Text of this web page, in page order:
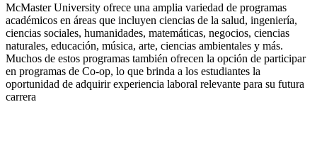
McMaster University ofrece una amplia variedad de programas
académicos en áreas que incluyen ciencias de la salud, ingeniería,
ciencias sociales, humanidades, matemáticas, negocios, ciencias
naturales, educación, música, arte, ciencias ambientales y más.
Muchos de estos programas también ofrecen la opción de participar
en programas de Co-op, lo que brinda a los estudiantes la
oportunidad de adquirir experiencia laboral relevante para su futura
carrera